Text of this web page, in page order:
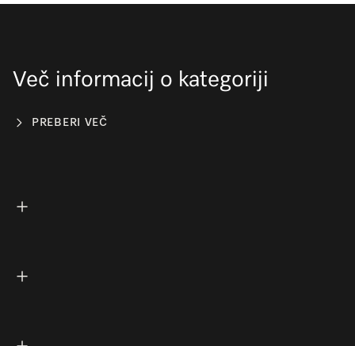
Več informacij o kategoriji
PREBERI VEČ